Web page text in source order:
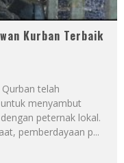
Kurban Terbaik
Qurban telah
menyambut
peternak lokal.
pemberdayaan p...